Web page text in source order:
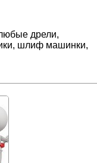
дрели,
шлиф машинки,